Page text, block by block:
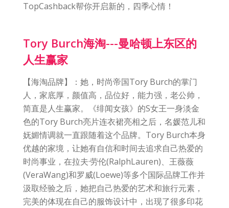
TopCashback帮你开启新的，四季心情！
Tory Burch海淘---曼哈顿上东区的
人生赢家
【海淘品牌】：她，时尚帝国Tory Burch的掌门
人，家底厚，颜值高，品位好，能力强，老公帅，
简直是人生赢家。《绯闻女孩》的S女王一身淡金
色的Tory Burch亮片连衣裙亮相之后，名媛范儿和
妩媚情调就一直跟随着这个品牌。Tory Burch本身
优越的家境，让她有自信和时间去追求自己热爱的
时尚事业，在拉夫·劳伦(RalphLauren)、王薇薇
(VeraWang)和罗威(Loewe)等多个国际品牌工作并
汲取经验之后，她把自己热爱的艺术和旅行元素，
完美的体现在自己的服饰设计中，出现了很多印花